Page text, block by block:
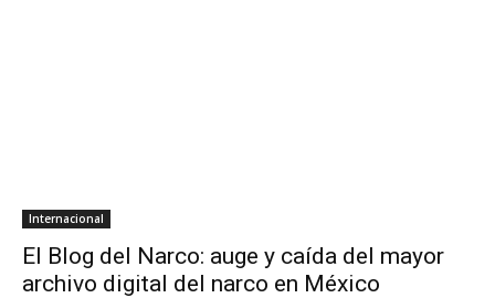
Internacional
El Blog del Narco: auge y caída del mayor
archivo digital del narco en México